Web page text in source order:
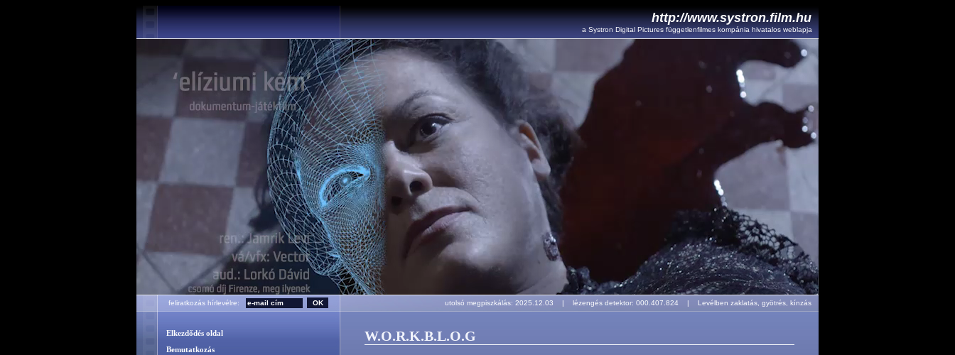
http://www.systron.film.hu
a Systron Digital Pictures függetlenfilmes kompánia hivatalos weblapja
feliratkozás hírlevélre: utolsó megpiszkálás: 2025.12.03 | lézengés detektor: 000.407.824 | Levélben zaklatás, gyötrés, kínzás
Elkezdődés oldal
Bemutatkozás
W.O.R.K.B.L.O.G